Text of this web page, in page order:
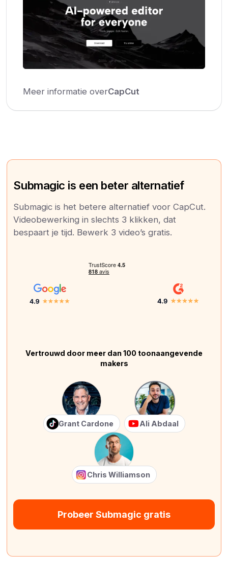
Meer informatie overCapCut
Submagic is een beter alternatief
Submagic is het betere alternatief voor CapCut.
Videobewerking in slechts 3 klikken, dat
bespaart je tijd. Bewerk 3 video’s gratis.
Vertrouwd door meer dan 100 toonaangevende
makers
Grant Cardone Ali Abdaal
Chris Williamson
Probeer Submagic gratis